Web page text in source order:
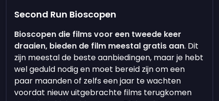
Second Run Bioscopen
Bioscopen die films voor een tweede keer
draaien, bieden de film meestal gratis aan. Dit
zijn meestal de beste aanbiedingen, maar je hebt
wel geduld nodig en moet bereid zijn om een
paar maanden of zelfs een jaar te wachten
voordat nieuw uitgebrachte films terugkomen